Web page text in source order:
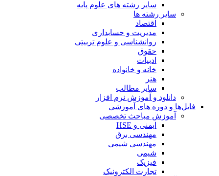
سایر رشته های علوم پایه
سایر رشته ها
اقتصاد
مدیریت و حسابداری
روانشناسی و علوم تربیتی
حقوق
ادبیات
خانه و خانواده
هنر
سایر مطالب
دانلود و آموزش نرم افزار
فایل‌ها و دوره های آموزشی
آموزش مباحث تخصصی
ایمنی و HSE
مهندسی برق
مهندسی شیمی
شیمی
فیزیک
تجارت الکترونیک